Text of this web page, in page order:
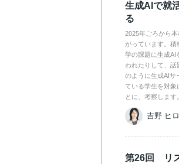
生成AIで就
る
2025年ごろから
がっています。積
学の課題に生成AI
われたりして、
のように生成AIサ
ている学生を対象
とに、考察します。
吉野 ヒ
第26回 リ